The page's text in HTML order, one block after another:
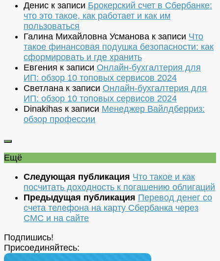
Денис к записи Брокерский счет в Сбербанке:
что это такое, как работает и как им
пользоваться
Галина Михайловна Усманова к записи Что
такое финансовая подушка безопасности: как
сформировать и где хранить
Евгения к записи Онлайн-бухгалтерия для
ИП: обзор 10 топовых сервисов 2024
Светлана к записи Онлайн-бухгалтерия для
ИП: обзор 10 топовых сервисов 2024
Dinakihas к записи Менеджер Вайлдберриз:
обзор профессии
Ещё
Следующая публикация Что такое и как
посчитать доходность к погашению облигаций
Предыдущая публикация Перевод денег со
счета телефона на карту Сбербанка через
СМС и на сайте
Подпишись!
Присоединяйтесь: